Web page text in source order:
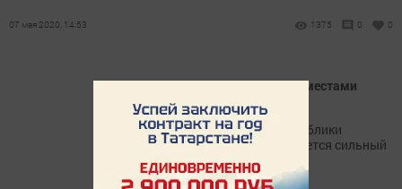
07 мая 2020, 14:53 1375 0 0
В Лаишево 8 мая до +27˚, местами
дождь
Днем на территории Республики
Татарстан местами ожидается сильный
юго-восточный ветер.